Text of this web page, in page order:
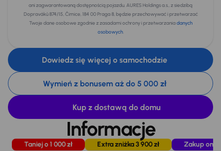
ani zagwarantowaną dostępnością pojazdu. AURES Holdings a.s., z siedzibą
Dopraváků 874/15, Čimice, 184 00 Praga 8, będzie przechowywać i przetwarzać
Twoje dane osobowe zgodnie z zasadami ochrony i przetwarzaniadanych
osobowych.
Dowiedz się więcej o samochodzie
Wymień z bonusem aż do 5 000 zł
Kup z dostawą do domu
Informacje
Taniej o 1 000 zł Extra zniżka 3 900 zł Zakup